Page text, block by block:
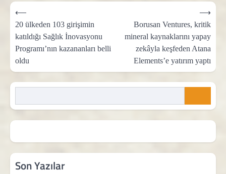
Yazı
gezinmesi
⟵
20 ülkeden 103 girişimin
katıldığı Sağlık İnovasyonu
Programı’nın kazananları belli
oldu
Borusan Ventures, kritik
mineral kaynaklarını yapay
zekâyla keşfeden Atana
Elements’e yatırım yaptı
⟶
Son Yazılar